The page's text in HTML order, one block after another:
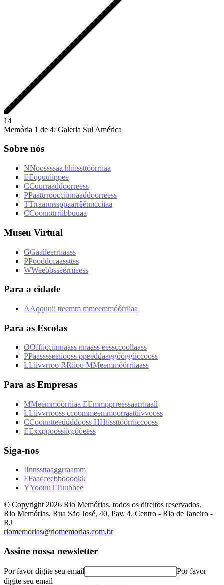
14
Memória 1 de 4: Galeria Sul América
Sobre nós
NNoossssaa hhiissttóórriiaa
EEqquuiippee
CCuurraaddoorreess
PPaattrroocciinnaaddoorreess
TTrraannssppaarrêênncciiaa
CCoonnttrriibbuuaa
Museu Virtual
GGaalleerriiaass
PPooddccaassttss
WWeebbsséérriieess
Para a cidade
AAqquuii tteemm mmeemmóórriiaa
Para as Escolas
OOffiicciinnaass nnaass eessccoollaass
PPaasssseeiiooss ppeeddaaggóóggiiccooss
LLiivvrroo RRiioo MMeemmóórriiaass
Para as Empresas
MMeemmóórriiaa EEmmpprreessaarriiaall
LLiivvrrooss ccoommeemmoorraattiivvooss
CCoonntteeúúddooss HHiissttóórriiccooss
EExxppoossiiççõõeess
Siga-nos
IInnssttaaggrraamm
FFaacceebbooookk
YYoouuTTuubbee
© Copyright 2026 Rio Memórias, todos os direitos reservados.
Rio Memórias. Rua São José, 40, Pav. 4. Centro - Rio de Janeiro -
RJ
riomemorias@riomemorias.com.br
Assine nossa newsletter
Por favor digite seu email
Por favor
digite seu email